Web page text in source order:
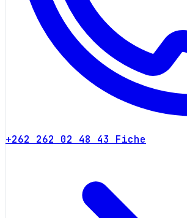
+262 262 02 48 43 Fiche